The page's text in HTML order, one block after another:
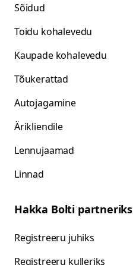
Sõidud
Toidu kohalevedu
Kaupade kohalevedu
Tõukerattad
Autojagamine
Ärikliendile
Lennujaamad
Linnad
Hakka Bolti partneriks
Registreeru juhiks
Registreeru kulleriks